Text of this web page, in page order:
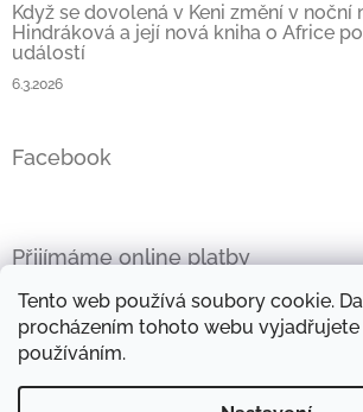
Tento web používá soubory cookie.
procházením tohoto webu vyjadřujete
používáním.
Když se dovolená v Keni změní v noční
Hindráková a její nová kniha o Africe
událostí
6.3.2026
Facebook
Přijímáme online platby